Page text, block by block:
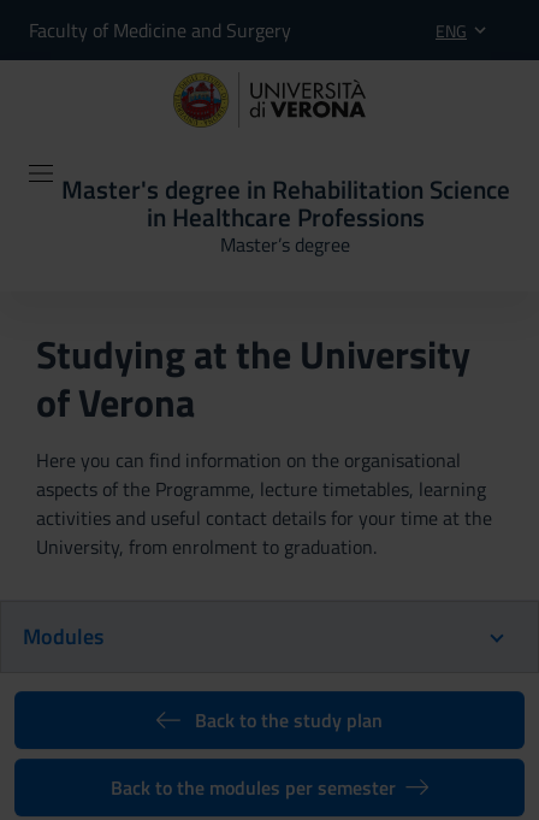
Faculty of Medicine and Surgery ENG
Master's degree in Rehabilitation Science
in Healthcare Professions
Master’s degree
Studying at the University
of Verona
Here you can find information on the organisational
aspects of the Programme, lecture timetables, learning
activities and useful contact details for your time at the
University, from enrolment to graduation.
Modules
Back to the study plan
Back to the modules per semester